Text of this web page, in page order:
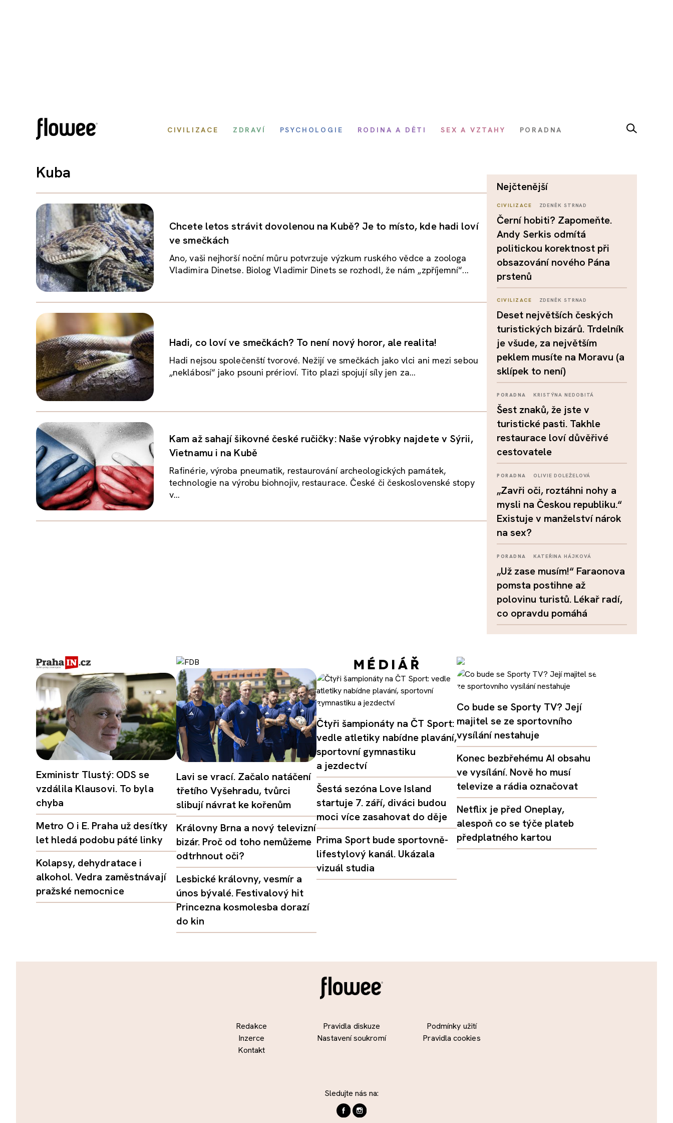
CIVILIZACE ZDRAVÍ PSYCHOLOGIE RODINA A DĚTI SEX A VZTAHY PORADNA
Kuba
Chcete letos strávit dovolenou na Kubě? Je to místo, kde hadi loví
ve smečkách
Ano, vaši nejhorší noční můru potvrzuje výzkum ruského vědce a zoologa
Vladimira Dinetse. Biolog Vladimir Dinets se rozhodl, že nám „zpříjemní“...
Hadi, co loví ve smečkách? To není nový horor, ale realita!
Hadi nejsou společenští tvorové. Nežijí ve smečkách jako vlci ani mezi sebou
„neklábosí“ jako psouni prérioví. Tito plazi spojují síly jen za...
Kam až sahají šikovné české ručičky: Naše výrobky najdete v Sýrii,
Vietnamu i na Kubě
Rafinérie, výroba pneumatik, restaurování archeologických památek,
technologie na výrobu biohnojiv, restaurace. České či československé stopy
v...
nejčtenější
CIVILIZACE ZDENĚK STRNAD
Černí hobiti? Zapomeňte.
Andy Serkis odmítá
politickou korektnost při
obsazování nového Pána
prstenů
CIVILIZACE ZDENĚK STRNAD
Deset největších českých
turistických bizárů. Trdelník
je všude, za největším
peklem musíte na Moravu (a
sklípek to není)
PORADNA KRISTÝNA NEDOBITÁ
Šest znaků, že jste v
turistické pasti. Takhle
restaurace loví důvěřivé
cestovatele
PORADNA OLIVIE DOLEŽELOVÁ
„Zavři oči, roztáhni nohy a
mysli na Českou republiku.“
Existuje v manželství nárok
na sex?
PORADNA KATEŘINA HÁJKOVÁ
„Už zase musím!“ Faraonova
pomsta postihne až
polovinu turistů. Lékař radí,
co opravdu pomáhá
Exministr Tlustý: ODS se
vzdálila Klausovi. To byla
chyba
Metro O i E. Praha už desítky
let hledá podobu páté linky
Kolapsy, dehydratace i
alkohol. Vedra zaměstnávají
pražské nemocnice
Lavi se vrací. Začalo natáčení
třetího Vyšehradu, tvůrci
slibují návrat ke kořenům
Královny Brna a nový televizní
bizár. Proč od toho nemůžeme
odtrhnout oči?
Lesbické královny, vesmír a
únos bývalé. Festivalový hit
Princezna kosmolesba dorazí
do kin
Čtyři šampionáty na ČT Sport:
vedle atletiky nabídne plavání,
sportovní gymnastiku
a jezdectví
Šestá sezóna Love Island
startuje 7. září, diváci budou
moci více zasahovat do děje
Prima Sport bude sportovně-
lifestylový kanál. Ukázala
vizuál studia
Co bude se Sporty TV? Její
majitel se ze sportovního
vysílání nestahuje
Konec bezbřehému AI obsahu
ve vysílání. Nově ho musí
televize a rádia označovat
Netflix je před Oneplay,
alespoň co se týče plateb
předplatného kartou
Redakce
Inzerce
Kontakt
Pravidla diskuze
Nastavení soukromí
Podmínky užití
Pravidla cookies
Sledujte nás na: